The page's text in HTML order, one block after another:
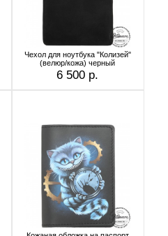
Чехол для ноутбука "Колизей"
(велюр/кожа) черный
6 500 р.